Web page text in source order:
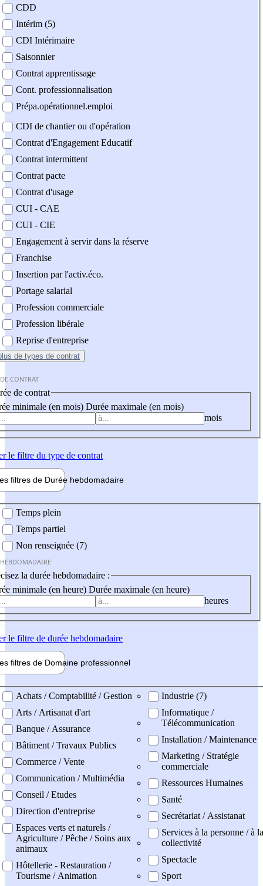
CDD
Intérim (5)
CDI Intérimaire
Saisonnier
Contrat apprentissage
Cont. professionnalisation
Prépa.opérationnel.emploi
CDI de chantier ou d'opération
Contrat d'Engagement Educatif
Contrat intermittent
Contrat pacte
Contrat d'usage
CUI - CAE
CUI - CIE
Engagement à servir dans la réserve
Franchise
Insertion par l'activ.éco.
Portage salarial
Profession commerciale
Profession libérale
Reprise d'entreprise
de types de contrat
CONTRAT
de contrat
minimale (en mois) Durée maximale (en mois)
mois
le filtre du type de contrat
filtres de Durée hebdomadaire
Temps plein
Temps partiel
Non renseignée (7)
la durée hebdomadaire :
minimale (en heure) Durée maximale (en heure)
heures
le filtre de durée hebdomadaire
filtres de Domaine professionnel
professionel
Achats / Comptabilité / Gestion
Arts / Artisanat d'art
Banque / Assurance
Bâtiment / Travaux Publics
Commerce / Vente
Communication / Multimédia
Conseil / Etudes
Direction d'entreprise
Espaces verts et naturels /
Agriculture / Pêche / Soins aux
animaux
Hôtellerie - Restauration /
Tourisme / Animation
Industrie (7)
Informatique /
Télécommunication
Installation / Maintenance
Marketing / Stratégie
commerciale
Ressources Humaines
Santé
Secrétariat / Assistanat
Services à la personne / à la
collectivité
Spectacle
Sport